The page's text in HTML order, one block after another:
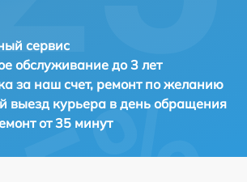
сервис
обслуживание до 3 лет
за наш счет, ремонт по желанию
выезд курьера в день обращения
от 35 минут